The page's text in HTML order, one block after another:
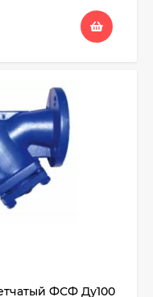
ФСФ Ду100